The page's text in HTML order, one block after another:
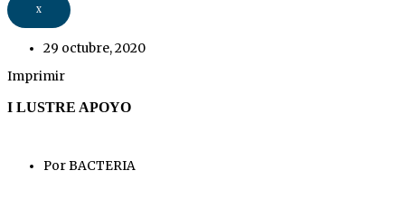
X
29 octubre, 2020
Imprimir
I LUSTRE APOYO
Por BACTERIA